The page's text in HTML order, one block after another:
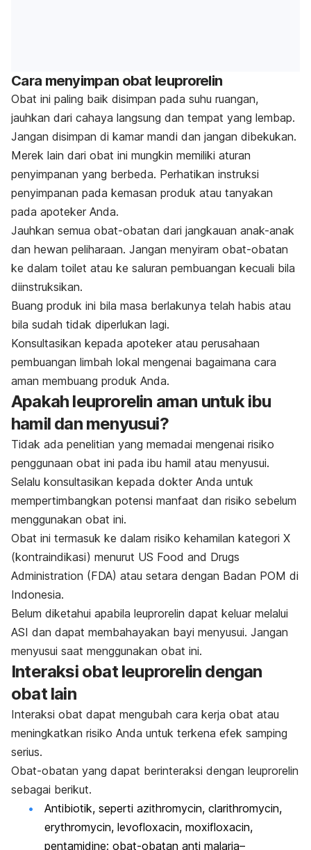
Cara menyimpan obat leuprorelin
Obat ini paling baik disimpan pada suhu ruangan,
jauhkan dari cahaya langsung dan tempat yang lembap.
Jangan disimpan di kamar mandi dan jangan dibekukan.
Merek lain dari obat ini mungkin memiliki aturan
penyimpanan yang berbeda. Perhatikan instruksi
penyimpanan pada kemasan produk atau tanyakan
pada apoteker Anda.
Jauhkan semua obat-obatan dari jangkauan anak-anak
dan hewan peliharaan. Jangan menyiram obat-obatan
ke dalam toilet atau ke saluran pembuangan kecuali bila
diinstruksikan.
Buang produk ini bila masa berlakunya telah habis atau
bila sudah tidak diperlukan lagi.
Konsultasikan kepada apoteker atau perusahaan
pembuangan limbah lokal mengenai bagaimana cara
aman membuang produk Anda.
Apakah leuprorelin aman untuk ibu
hamil dan menyusui?
Tidak ada penelitian yang memadai mengenai risiko
penggunaan obat ini pada ibu hamil atau menyusui.
Selalu konsultasikan kepada dokter Anda untuk
mempertimbangkan potensi manfaat dan risiko sebelum
menggunakan obat ini.
Obat ini termasuk ke dalam risiko kehamilan kategori X
(kontraindikasi) menurut US Food and Drugs
Administration (FDA) atau setara dengan Badan POM di
Indonesia.
Belum diketahui apabila leuprorelin dapat keluar melalui
ASI dan dapat membahayakan bayi menyusui. Jangan
menyusui saat menggunakan obat ini.
Interaksi obat leuprorelin dengan
obat lain
Interaksi obat dapat mengubah cara kerja obat atau
meningkatkan risiko Anda untuk terkena efek samping
serius.
Obat-obatan yang dapat berinteraksi dengan leuprorelin
sebagai berikut.
Antibiotik, seperti azithromycin, clarithromycin,
erythromycin, levofloxacin, moxifloxacin,
pentamidine; obat-obatan anti malaria–